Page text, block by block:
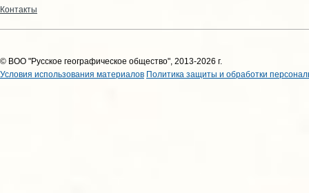
Контакты
© ВОО "Русское географическое общество", 2013-2026 г.
Условия использования материалов Политика защиты и обработки